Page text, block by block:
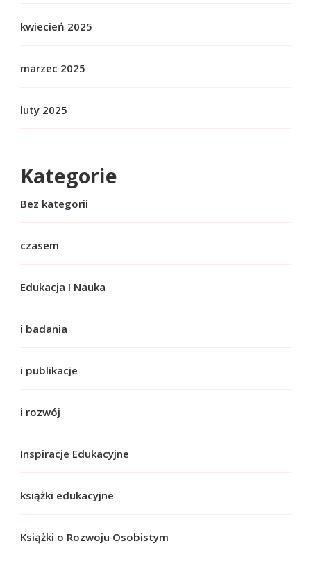
kwiecień 2025
marzec 2025
luty 2025
Kategorie
Bez kategorii
czasem
Edukacja I Nauka
i badania
i publikacje
i rozwój
Inspiracje Edukacyjne
książki edukacyjne
Książki o Rozwoju Osobistym